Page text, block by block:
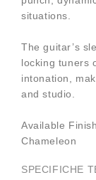
situations.
The guitar’s
locking tuners
intonation,
and studio.
Available
Chameleon
SPECIFICHE